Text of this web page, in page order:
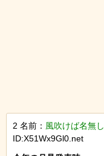
2 名前： 風吹けば名無し
ID:X51Wx9Gl0.net